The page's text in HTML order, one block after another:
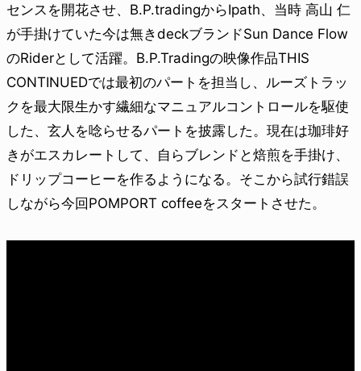
センスを開花させ、B.P.tradingからIpath、当時 高山 仁
が手掛けていた今は無きdeckブランドSun Dance Flow
のRiderとして活躍。B.P.Tradingの映像作品THIS
CONTINUEDでは最初のパートを担当し、ルーズトラッ
クを最大限生かす繊細なマニュアルコントロールを駆使
した、玄人を唸らせるパートを披露した。現在は珈琲好
きがエスカレートして、自らブレンドと焙煎を手掛け、
ドリップコーヒーを作るようになる。そこから試行錯誤
しながら今回POMPORT coffeeをスタートさせた。